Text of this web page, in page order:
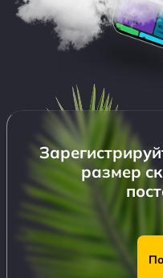
размер